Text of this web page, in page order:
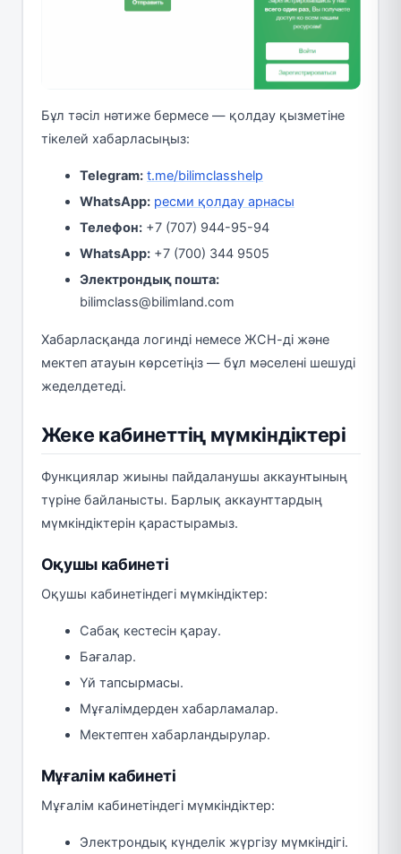
Бұл тәсіл нәтиже бермесе — қолдау қызметіне
тікелей хабарласыңыз:
Telegram: t.me/bilimclasshelp
WhatsApp: ресми қолдау арнасы
Телефон: +7 (707) 944-95-94
WhatsApp: +7 (700) 344 9505
Электрондық пошта:
bilimclass@bilimland.com
Хабарласқанда логинді немесе ЖСН-ді және
мектеп атауын көрсетіңіз — бұл мәселені шешуді
жеделдетеді.
Жеке кабинеттің мүмкіндіктері
Функциялар жиыны пайдаланушы аккаунтының
түріне байланысты. Барлық аккаунттардың
мүмкіндіктерін қарастырамыз.
Оқушы кабинеті
Оқушы кабинетіндегі мүмкіндіктер:
Сабақ кестесін қарау.
Бағалар.
Үй тапсырмасы.
Мұғалімдерден хабарламалар.
Мектептен хабарландырулар.
Мұғалім кабинеті
Мұғалім кабинетіндегі мүмкіндіктер:
Электрондық күнделік жүргізу мүмкіндігі.